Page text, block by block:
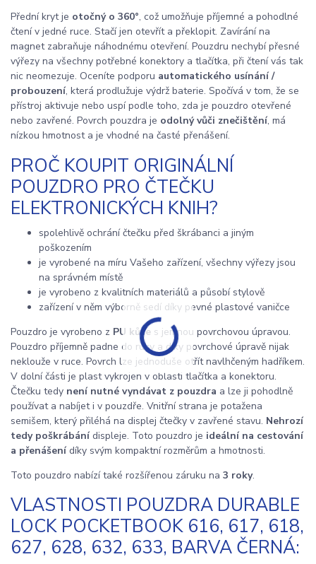
Přední kryt je otočný o 360°, což umožňuje příjemné a pohodlné
čtení v jedné ruce. Stačí jen otevřít a překlopit. Zavírání na
magnet zabraňuje náhodnému otevření. Pouzdru nechybí přesné
výřezy na všechny potřebné konektory a tlačítka, při čtení vás tak
nic neomezuje. Oceníte podporu automatického usínání /
probouzení, která prodlužuje výdrž baterie. Spočívá v tom, že se
přístroj aktivuje nebo uspí podle toho, zda je pouzdro otevřené
nebo zavřené. Povrch pouzdra je odolný vůči znečištění, má
nízkou hmotnost a je vhodné na časté přenášení.
PROČ KOUPIT ORIGINÁLNÍ
POUZDRO PRO ČTEČKU
ELEKTRONICKÝCH KNIH?
spolehlivě ochrání čtečku před škrábanci a jiným
poškozením
je vyrobené na míru Vašeho zařízení, všechny výřezy jsou
na správném místě
je vyrobeno z kvalitních materiálů a působí stylově
zařízení v něm výborně sedí díky pevné plastové vaničce
Pouzdro je vyrobeno z PU kůže s jemnou povrchovou úpravou.
Pouzdro příjemně padne do ruky a díky povrchové úpravě nijak
neklouže v ruce. Povrch lze jednoduše otřít navlhčeným hadříkem.
V dolní části je plast vykrojen v oblasti tlačítka a konektoru.
Čtečku tedy není nutné vyndávat z pouzdra a lze ji pohodlně
používat a nabíjet i v pouzdře. Vnitřní strana je potažena
semišem, který přiléhá na displej čtečky v zavřené stavu. Nehrozí
tedy poškrábánídispleje. Toto pouzdro je ideální na cestování
a přenášenídíky svým kompaktní rozměrům a hmotnosti.
Toto pouzdro nabízí také rozšířenou záruku na 3 roky.
VLASTNOSTI POUZDRA DURABLE
LOCK POCKETBOOK 616, 617, 618,
627, 628, 632, 633, BARVA ČERNÁ: